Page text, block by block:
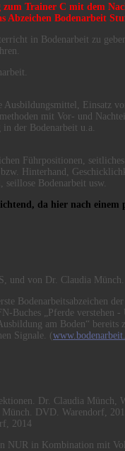
zum Trainer C mit dem
Bodenarbeit
in Bodenarbeit zu
Ausbildungsmittel, Einsatz
mit Vor- und
der Bodenarbeit u.a.
Führpositionen, seitliches
bzw. Hinterhand,
Bodenarbeit usw.
da hier nach einem
und von Dr. Claudia Münch.
Bodenarbeitsabzeichen
Buches „Pferde verstehen -
am Boden“ bereits
Signale. (
Dr. Claudia Münch,
DVD. Warendorf,
2014
NUR in Kombination mit